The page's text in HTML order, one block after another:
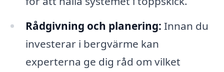
Rådgivning och planering: Innan du
investerar i bergvärme kan
experterna ge dig råd om vilket